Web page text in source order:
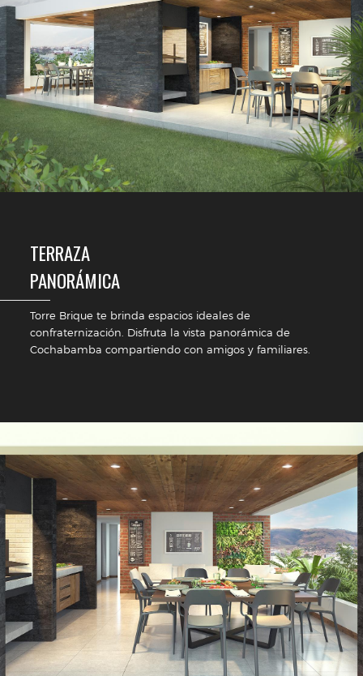
TERRAZA
PANORÁMICA
Torre Brique te brinda espacios ideales de
confraternización. Disfruta la vista panorámica de
Cochabamba compartiendo con amigos y familiares.